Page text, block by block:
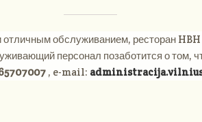
обслуживанием, ресторан
персонал позаботится о
, e-mail: